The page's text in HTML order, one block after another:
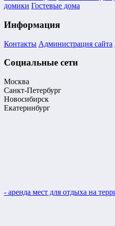
домики Гостевые дома
Информация
Контакты Администрация сайта
Социальные сети
Москва
Санкт-Петербург
Новосибирск
Екатеринбург
- аренда мест для отдыха на